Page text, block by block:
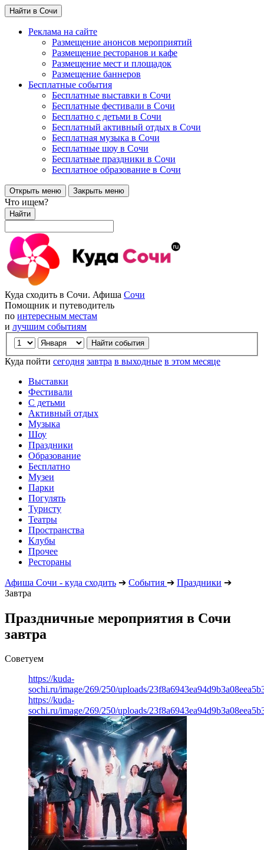
Найти в Сочи
Реклама на сайте
Размещение анонсов мероприятий
Размещение ресторанов и кафе
Размещение мест и площадок
Размещение баннеров
Бесплатные события
Бесплатные выставки в Сочи
Бесплатные фестивали в Сочи
Бесплатно с детьми в Сочи
Бесплатный активный отдых в Сочи
Бесплатная музыка в Сочи
Бесплатные шоу в Сочи
Бесплатные праздники в Сочи
Бесплатное образование в Сочи
Открыть меню Закрыть меню
Что ищем?
Найти
Куда сходить в Сочи. Афиша Сочи
Помощник и путеводитель
по интересным местам
и лучшим событиям
Куда пойти сегодня завтра в выходные в этом месяце
Выставки
Фестивали
С детьми
Активный отдых
Музыка
Шоу
Праздники
Образование
Бесплатно
Музеи
Парки
Погулять
Туристу
Театры
Пространства
Клубы
Прочее
Рестораны
Афиша Сочи - куда сходить ➔ События ➔ Праздники ➔
Завтра
Праздничные мероприятия в Сочи
завтра
Советуем
https://kuda-
sochi.ru/image/269/250/uploads/
https://kuda-
sochi.ru/image/269/250/uploads/